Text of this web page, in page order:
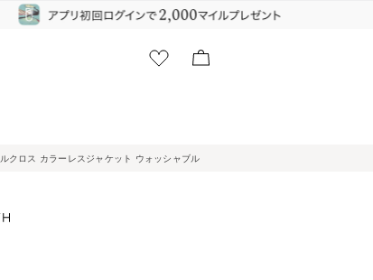
ロス カラーレスジャケット ウォッシャブル